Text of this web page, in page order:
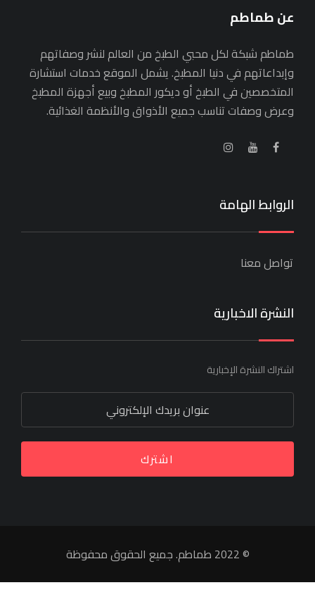
عن طماطم
طماطم شبكة لكل محبي الطبخ من العالم لنشر وصفاتهم
وإبداعاتهم في دنيا المطبخ. يشمل الموقع خدمات استشارة
المتخصصين في الطبخ أو ديكور المطبخ وبيع أجهزة المطبخ
وعرض وصفات تناسب جميع الأذواق والأنظمة الغذائية.
الروابط الهامة
تواصل معنا
النشرة الاخبارية
اشتراك النشرة الإخبارية
اشترك